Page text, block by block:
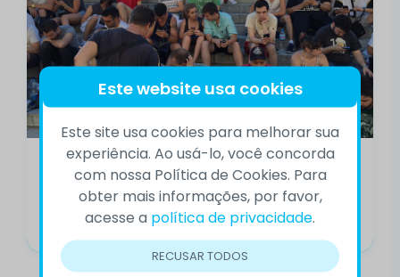
Pokémon Go pode ajudar no
combate à depressão
Logo ao chegar à Vila Olímpica, no Rio, o canoísta
francês Matthieu Péché...
Este website usa cookies
Este site usa cookies para melhorar sua
experiência. Ao usá-lo, você concorda
com nossa Política de Cookies. Para
obter mais informações, por favor,
acesse a política de privacidade.
RECUSAR TODOS